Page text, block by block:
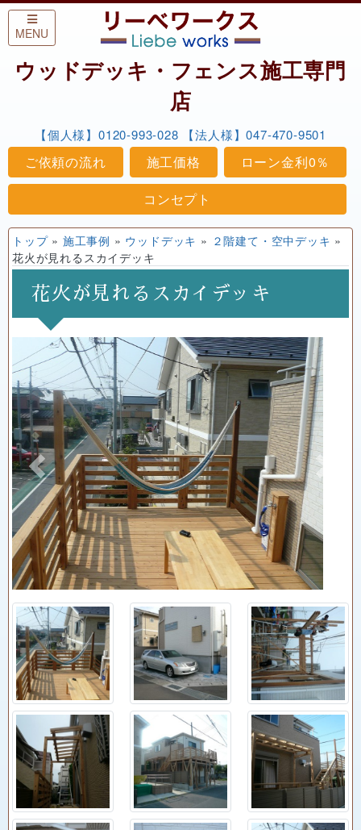
Skip to content
MENU
ウッドデッキ・フェンス施工専門
店
【個人様】0120-993-028 【法人様】047-470-9501
ご依頼の流れ 施工価格
ローン金利0％
コンセプト
トップ» 施工事例 » ウッドデッキ » ２階建て・空中デッキ »
花火が見れるスカイデッキ
花火が見れるスカイデッキ
Previous Next